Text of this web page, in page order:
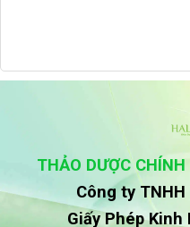
THẢO DƯỢC
Công ty
Giấy Phép Kinh